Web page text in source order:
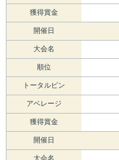
獲得賞金
開催日
大会名
順位
トータルピン
アベレージ
獲得賞金
開催日
大会名